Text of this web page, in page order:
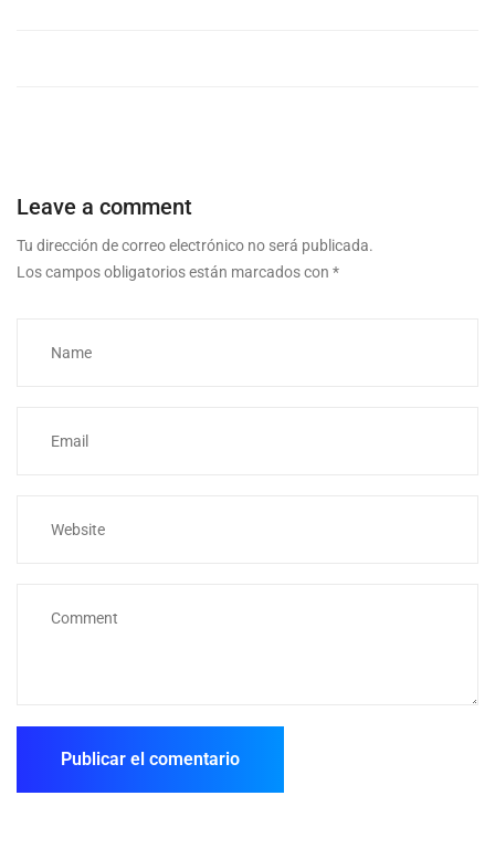
Leave a comment
Tu dirección de correo electrónico no será publicada.
Los campos obligatorios están marcados con *